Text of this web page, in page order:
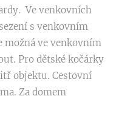
Ve venkovních
s venkovním
možná ve venkovním
Pro dětské kočárky
objektu. Cestovní
Za domem